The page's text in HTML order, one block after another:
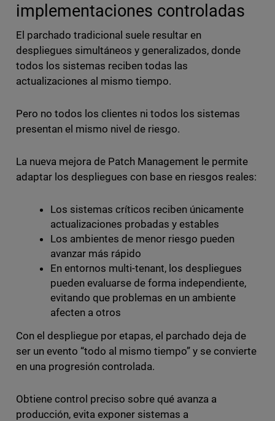
implementaciones controladas
El parchado tradicional suele resultar en
despliegues simultáneos y generalizados, donde
todos los sistemas reciben todas las
actualizaciones al mismo tiempo.
Pero no todos los clientes ni todos los sistemas
presentan el mismo nivel de riesgo.
La nueva mejora de Patch Management le permite
adaptar los despliegues con base en riesgos reales:
Los sistemas críticos reciben únicamente
actualizaciones probadas y estables
Los ambientes de menor riesgo pueden
avanzar más rápido
En entornos multi-tenant, los despliegues
pueden evaluarse de forma independiente,
evitando que problemas en un ambiente
afecten a otros
Con el despliegue por etapas, el parchado deja de
ser un evento “todo al mismo tiempo” y se convierte
en una progresión controlada.
Obtiene control preciso sobre qué avanza a
producción, evita exponer sistemas a